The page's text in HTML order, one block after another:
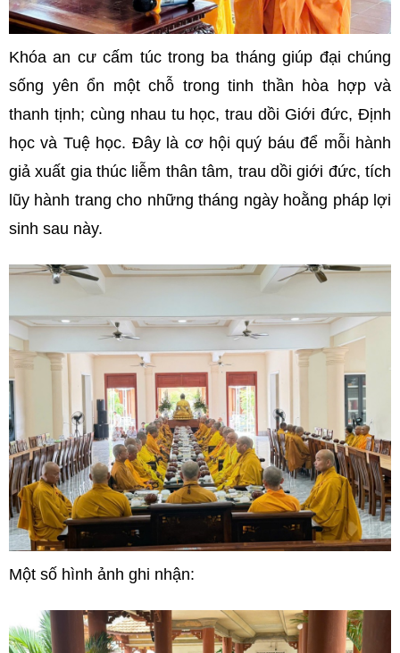
Khóa an cư cấm túc trong ba tháng giúp đại chúng
sống yên ổn một chỗ trong tinh thần hòa hợp và
thanh tịnh; cùng nhau tu học, trau dồi Giới đức, Định
học và Tuệ học. Đây là cơ hội quý báu để mỗi hành
giả xuất gia thúc liễm thân tâm, trau dồi giới đức, tích
lũy hành trang cho những tháng ngày hoằng pháp lợi
sinh sau này.
Một số hình ảnh ghi nhận: